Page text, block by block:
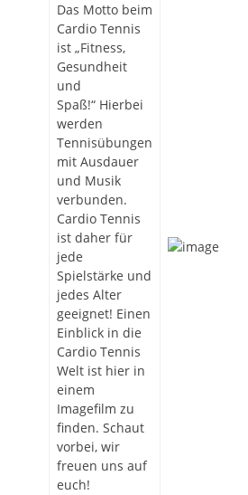
Das Motto beim
Cardio Tennis
ist „Fitness,
Gesundheit
und
Spaß!“ Hierbei
werden
Tennisübungen
mit Ausdauer
und Musik
verbunden.
Cardio Tennis
ist daher für
jede
Spielstärke und
jedes Alter
geeignet! Einen
Einblick in die
Cardio Tennis
Welt ist hier in
einem
Imagefilm zu
finden. Schaut
vorbei, wir
freuen uns auf
euch!